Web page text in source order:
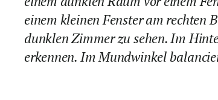
einem kleinen Fenster am rechten
dunklen Zimmer zu sehen. Im
erkennen. Im Mundwinkel